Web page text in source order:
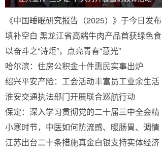
《中国睡眠研究报告（2025）》于今日发布
填补空白 黑龙江省高端牛肉产品首获绿色食
品标志使用权
以奋斗之“诗炬”，点亮青春“意光”
哈尔滨：住房公积金十件惠民实事出炉
绍兴平安产险：工会活动丰富员工业余生活
淮安交通执法部门开展联合巡航行动
保定：深入学习贯彻党的二十届三中全会精
神 为全面建设现代化品质生活之城而努力奋
斗
小寒时节，中医如何防流感、暖肠胃、调情
志？
江苏出台二十条措施真金白银支持实体经济